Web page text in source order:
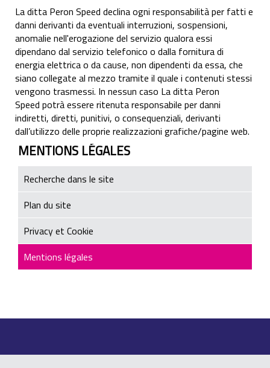
La ditta Peron Speed declina ogni responsabilità per fatti e
danni derivanti da eventuali interruzioni, sospensioni,
anomalie nell'erogazione del servizio qualora essi
dipendano dal servizio telefonico o dalla fornitura di
energia elettrica o da cause, non dipendenti da essa, che
siano collegate al mezzo tramite il quale i contenuti stessi
vengono trasmessi. In nessun caso La ditta Peron
Speed potrà essere ritenuta responsabile per danni
indiretti, diretti, punitivi, o consequenziali, derivanti
dall’utilizzo delle proprie realizzazioni grafiche/pagine web.
MENTIONS LÉGALES
Recherche dans le site
Plan du site
Privacy et Cookie
Mentions légales